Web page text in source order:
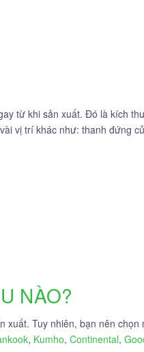
từ khi sản xuất. Đó là kích
vị trí khác như: thanh đứng
NÀO?
Tuy nhiên, bạn nên
, Kumho, Continental,